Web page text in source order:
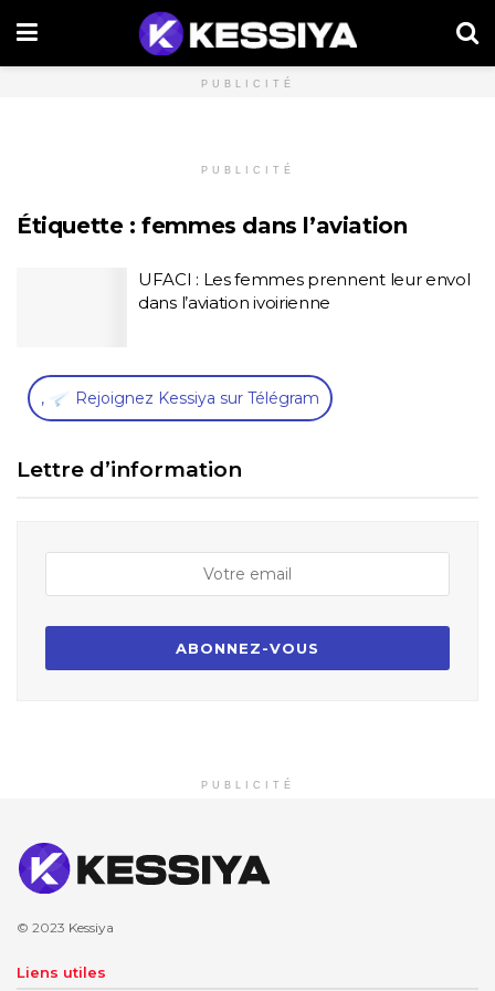
PUBLICITÉ
PUBLICITÉ
Étiquette :femmes dans l’aviation
UFACI : Les femmes prennent leur envol
dans l’aviation ivoirienne
, Rejoignez Kessiya sur Télégram
Lettre d’information
PUBLICITÉ
© 2023 Kessiya
Liens utiles